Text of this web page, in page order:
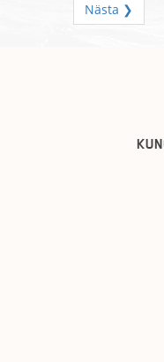
Nästa ❯